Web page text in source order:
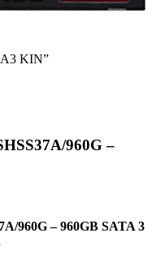
KIN”
960G –
960G – 960GB SATA 3